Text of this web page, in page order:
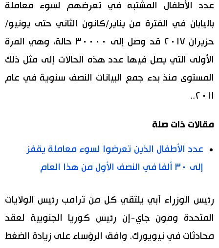
عدد الأطفال المشتبه في تعرضهم لسوء معاملة
باليابان في الفترة من يناير/كانون الثاني حتى يونيو/
حزيران ٢٠١٧ قد وصل إلى ٣٠٠٠٠ حالة، وهي المرة
الأولى التي يصل فيها عدد هذه الحالات إلى مثل ذلك
المستوى منذ بدء جمع البيانات النصف سنوية في عام
٢٠١١..
مقالات ذات صلة
عدد الأطفال الذين تعرضوا لسوء معاملة يقفز
إلى ٣٠ ألفا في النصف الأول من هذا العام
رئيس الوزراء آبي يلتقي كل من ترامب رئيس الولايات
المتحدة ومون جاي-إن رئيس كوريا الجنوبية لعقد
محادثات في نيويورك. وافق الرؤساء على زيادة الضغط